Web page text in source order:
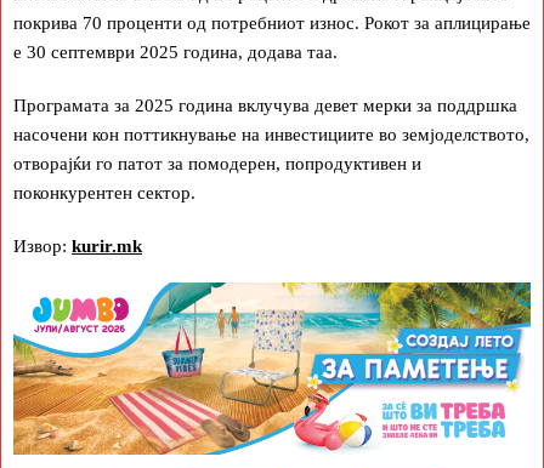
покрива 70 проценти од потребниот износ. Рокот за аплицирање
е 30 септември 2025 година, додава таа.
Програмата за 2025 година вклучува девет мерки за поддршка
насочени кон поттикнување на инвестициите во земјоделството,
отворајќи го патот за помодерен, попродуктивен и
поконкурентен сектор.
Извор: kurir.mk